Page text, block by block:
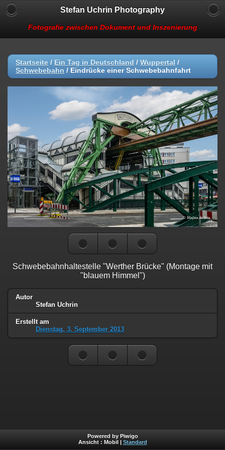
Stefan Uchrin Photography
Fotografie zwischen Dokument und Inszenierung
Startseite / Ein Tag in Deutschland / Wuppertal /
Schwebebahn / Eindrücke einer Schwebebahnfahrt
Schwebebahnhaltestelle "Werther Brücke" (Montage mit
"blauem Himmel")
Autor
Stefan Uchrin
Erstellt am
Dienstag, 3. September 2013
Powered by Piwigo
Ansicht : Mobil Standard